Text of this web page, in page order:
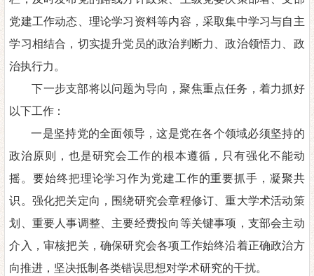
党建工作动态、理论学习资料等内容， 采取集中学习与自主
学习相结合，切实提升党员的政治判断力、政治领悟力、政
治执行力 。
下一步支部将以问题为导向，聚焦重点任务，着力抓好
以下工作：
一是坚持党的全面领导 ，这是党在各个领域必须坚持的
政治原则，也是研究会工作的根本遵循，只有强化不能动
摇。要始终把理论学习作为党建工作的重要抓手 ， 凝聚共
识。强化把关定向，围绕研究会章程修订、重大学术活动策
划、重要人事调整、主要经费投向等关键事项，支部会主动
介入，审核把关，确保研究会各项工作始终沿着正确政治方
向推进，坚决抵制各类错误思想对学术研究的干扰。